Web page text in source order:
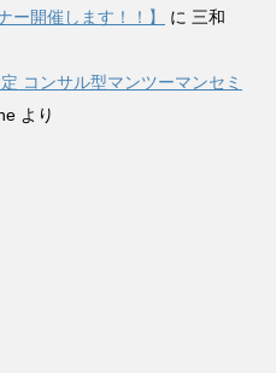
ー開催します！！】 に 三和
コンサル型マンツーマンセミ
より